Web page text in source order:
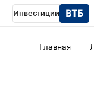
Инвестиции
Главная